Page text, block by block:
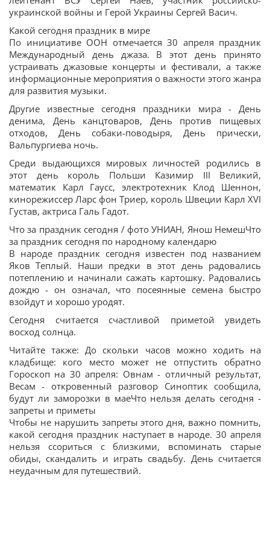
украинской войны и Герой Украины Сергей Васич.
Какой сегодня праздник в мире
По инициативе ООН отмечается 30 апреля праздник
Международный день джаза. В этот день принято
устраивать джазовые концерты и фестивали, а также
информационные мероприятия о важности этого жанра
для развития музыки.
Другие известные сегодня праздники мира - День
денима, День канцтоваров, День против пищевых
отходов, День собаки-поводыря, День прически,
Вальпургиева ночь.
Среди выдающихся мировых личностей родились в
этот день король Польши Казимир III Великий,
математик Карл Гаусс, электротехник Клод Шеннон,
кинорежиссер Ларс фон Триер, король Швеции Карл XVI
Густав, актриса Галь Гадот.
Что за праздник сегодня / фото УНИАН, Янош НемешЧто
за праздник сегодня по народному календарю
В народе праздник сегодня известен под названием
Яков Теплый. Наши предки в этот день радовались
потеплению и начинали сажать картошку. Радовались
дождю - он означал, что посеянные семена быстро
взойдут и хорошо уродят.
Сегодня считается счастливой приметой увидеть
восход солнца.
Читайте также: До скольки часов можно ходить на
кладбище: кого место может не отпустить обратно
Гороскоп на 30 апреля: Овнам - отличный результат,
Весам - откровенный разговор Синоптик сообщила,
будут ли заморозки в маеЧто нельзя делать сегодня -
запреты и приметы
Чтобы не нарушить запреты этого дня, важно помнить,
какой сегодня праздник наступает в народе. 30 апреля
нельзя ссориться с близкими, вспоминать старые
обиды, скандалить и играть свадьбу. День считается
неудачным для путешествий.